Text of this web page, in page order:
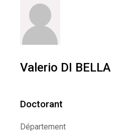
Valerio DI BELLA
Doctorant
Département